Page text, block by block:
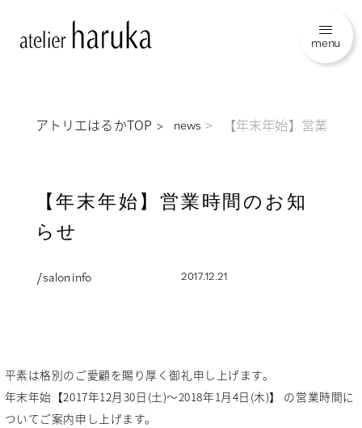
menu
アトリエはるかTOP news 【年末年始】営業時間
【年末年始】営業時間のお知
らせ
/ salon info 2017.12.21
平素は格別のご愛顧を賜り厚く御礼申し上げます。
年末年始【2017年12月30日(土)～2018年1月4日(木)】 の営業時間に
ついてご案内申し上げます。